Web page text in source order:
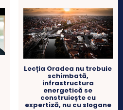
Lecția Oradea nu trebuie
schimbată,
infrastructura
energetică se
construiește cu
expertiză, nu cu slogane